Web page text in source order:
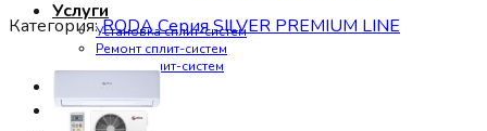
Услуги
Установка сплит-систем
Ремонт сплит-систем
Чистка сплит-систем
Советы
Контакты
Категория:RODA Серия SILVER PREMIUM LINE